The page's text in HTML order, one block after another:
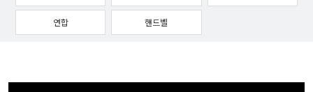
연합 핸드벨